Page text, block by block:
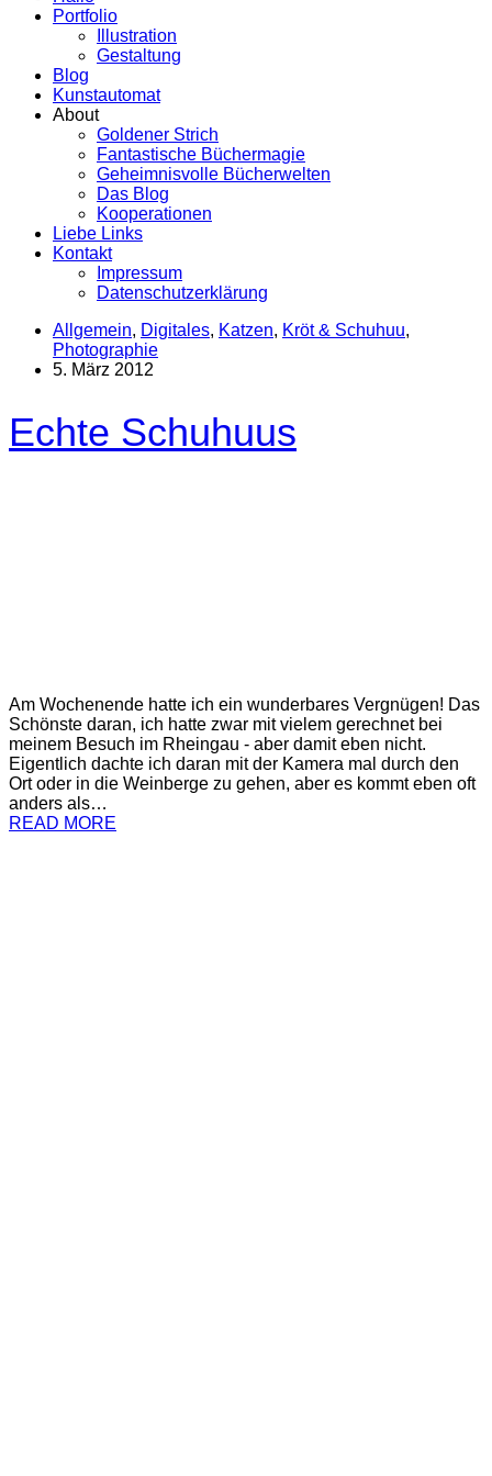
Portfolio
Illustration
Gestaltung
Blog
Kunstautomat
About
Goldener Strich
Fantastische Büchermagie
Geheimnisvolle Bücherwelten
Das Blog
Kooperationen
Liebe Links
Kontakt
Impressum
Datenschutzerklärung
Allgemein, Digitales, Katzen, Kröt & Schuhuu,
Photographie
5. März 2012
Echte Schuhuus
Am Wochenende hatte ich ein wunderbares Vergnügen! Das
Schönste daran, ich hatte zwar mit vielem gerechnet bei
meinem Besuch im Rheingau - aber damit eben nicht.
Eigentlich dachte ich daran mit der Kamera mal durch den
Ort oder in die Weinberge zu gehen, aber es kommt eben oft
anders als…
READ MORE